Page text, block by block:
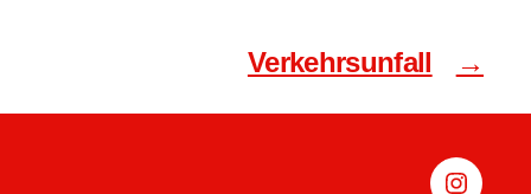
→
Verkehrsunfall